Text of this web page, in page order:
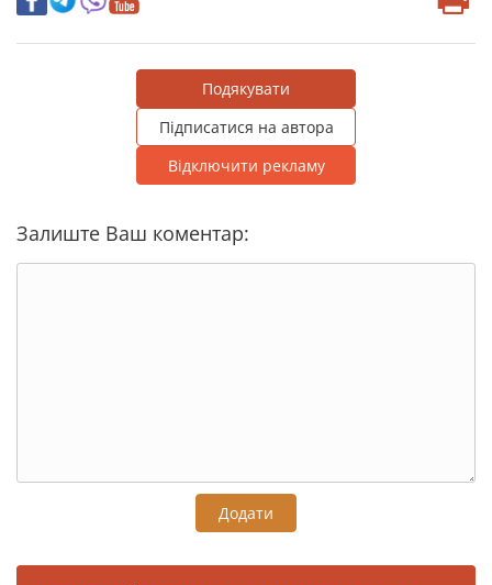
Подякувати
Підписатися на автора
Відключити рекламу
Залиште Ваш коментар:
Додати